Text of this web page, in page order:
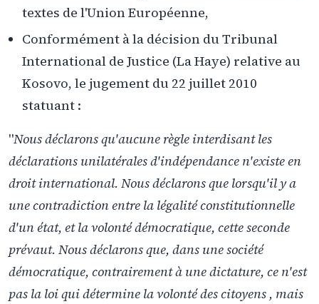
textes de l'Union Européenne,
Conformément à la décision du Tribunal
International de Justice (La Haye) relative au
Kosovo, le jugement du 22 juillet 2010
statuant :
"Nous déclarons qu'aucune règle interdisant les
déclarations unilatérales d'indépendance n'existe en
droit international. Nous déclarons que lorsqu'il y a
une contradiction entre la légalité constitutionnelle
d'un état, et la volonté démocratique, cette seconde
prévaut. Nous déclarons que, dans une société
démocratique, contrairement à une dictature, ce n'est
pas la loi qui détermine la volonté des citoyens , mais